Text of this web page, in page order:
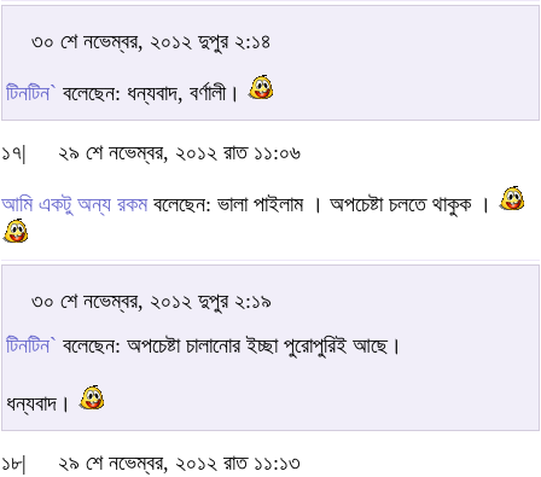
৩০ শে নভেম্বর, ২০১২ দুপুর ২:১৪
টিনটিন` বলেছেন: ধন্যবাদ, বর্ণালী।
১৭| ২৯ শে নভেম্বর, ২০১২ রাত ১১:০৬
আমি একটু অন্য রকমবলেছেন: ভালা পাইলাম । অপচেষ্টা চলতে থাকুক ।
৩০ শে নভেম্বর, ২০১২ দুপুর ২:১৯
টিনটিন` বলেছেন: অপচেষ্টা চালানোর ইচ্ছা পুরোপুরিই আছে।
ধন্যবাদ।
১৮|
২৯ শে নভেম্বর, ২০১২ রাত ১১:১৩